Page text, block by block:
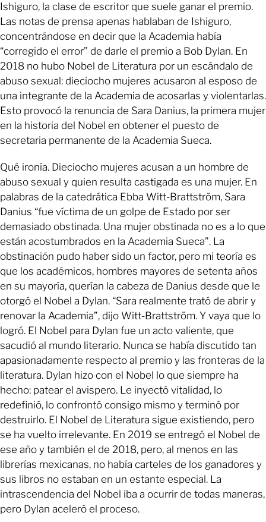
Ishiguro, la clase de escritor que suele ganar el premio.
Las notas de prensa apenas hablaban de Ishiguro,
concentrándose en decir que la Academia había
“corregido el error” de darle el premio a Bob Dylan. En
2018 no hubo Nobel de Literatura por un escándalo de
abuso sexual: dieciocho mujeres acusaron al esposo de
una integrante de la Academia de acosarlas y violentarlas.
Esto provocó la renuncia de Sara Danius, la primera mujer
en la historia del Nobel en obtener el puesto de
secretaria permanente de la Academia Sueca.
Qué ironía. Dieciocho mujeres acusan a un hombre de
abuso sexual y quien resulta castigada es una mujer. En
palabras de la catedrática Ebba Witt-Brattström, Sara
Danius “fue víctima de un golpe de Estado por ser
demasiado obstinada. Una mujer obstinada no es a lo que
están acostumbrados en la Academia Sueca”. La
obstinación pudo haber sido un factor, pero mi teoría es
que los académicos, hombres mayores de setenta años
en su mayoría, querían la cabeza de Danius desde que le
otorgó el Nobel a Dylan. “Sara realmente trató de abrir y
renovar la Academia”, dijo Witt-Brattström. Y vaya que lo
logró. El Nobel para Dylan fue un acto valiente, que
sacudió al mundo literario. Nunca se había discutido tan
apasionadamente respecto al premio y las fronteras de la
literatura. Dylan hizo con el Nobel lo que siempre ha
hecho: patear el avispero. Le inyectó vitalidad, lo
redefinió, lo confrontó consigo mismo y terminó por
destruirlo. El Nobel de Literatura sigue existiendo, pero
se ha vuelto irrelevante. En 2019 se entregó el Nobel de
ese año y también el de 2018, pero, al menos en las
librerías mexicanas, no había carteles de los ganadores y
sus libros no estaban en un estante especial. La
intrascendencia del Nobel iba a ocurrir de todas maneras,
pero Dylan aceleró el proceso.